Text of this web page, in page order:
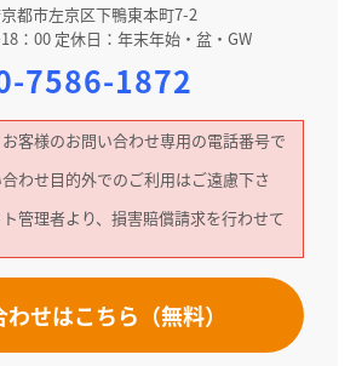
都市左京区下鴨東本町7-2
：00 定休日：年末年始・盆・GW
7586-1872
客様のお問い合わせ専用の電話番号で
わせ目的外でのご利用はご遠慮下さ
管理者より、損害賠償請求を行わせて
せはこちら（無料）